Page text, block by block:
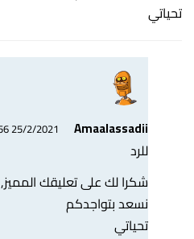
تحياتي
Amaalassadii 25/2/2021 6:56 م
للرد
شكرا لك على تعليقك المميز,
نسعد بتواجدكم
تحياتي